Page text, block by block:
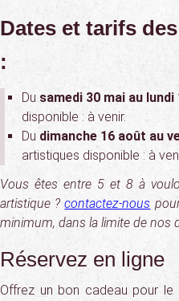
Dates et tarifs
:
Du samedi 30 mai au lundi
disponible : à venir.
Du dimanche 16 août au
artistiques disponible : à
Vous êtes entre 5 et 8 à
artistique ?contactez-nous
minimum, dans la limite de nos
Réservez en ligne
Offrez un bon cadeau pour le